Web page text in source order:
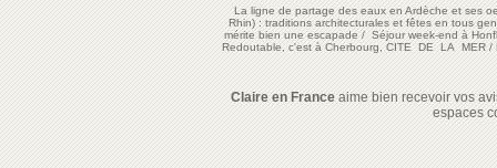
La ligne de partage des eaux en Ardèche et ses
Rhin) : traditions architecturales et fêtes en tous
mérite bien une escapade/Séjour week-end à
Redoutable, c'est à Cherbourg, CITE DE LA MER/
Claire en Franceaime bien recevoir vos
espaces